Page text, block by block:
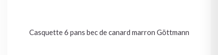
Casquette 6 pans bec de canard marron Göttmann